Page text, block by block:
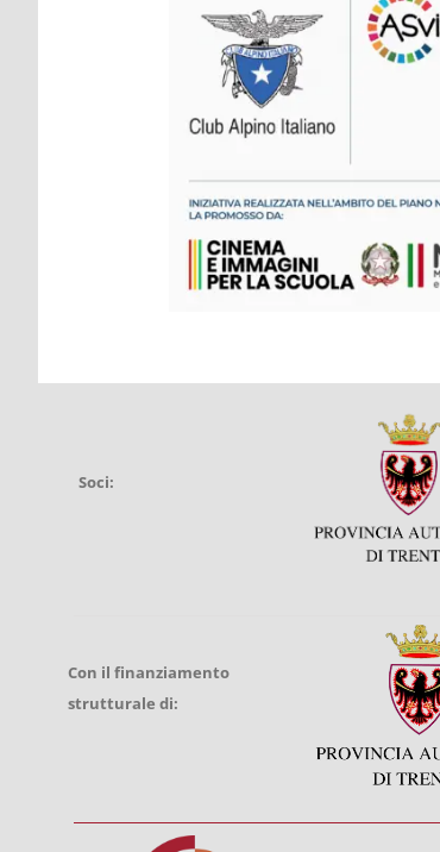
Soci:
Con il finanziamento
strutturale di: